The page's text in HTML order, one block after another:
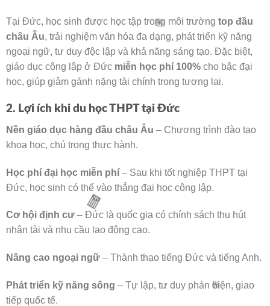
🧧
🌸
Tại Đức, học sinh được học tập trong môi trường top đầu
châu Âu, trải nghiệm văn hóa đa dạng, phát triển kỹ năng
ngoại ngữ, tư duy độc lập và khả năng sáng tạo. Đặc biệt,
giáo dục công lập ở Đức miễn học phí 100% cho bậc đại
học, giúp giảm gánh nặng tài chính trong tương lai.
2. Lợi ích khi du học THPT tại Đức
Nền giáo dục hàng đầu châu Âu – Chương trình đào tạo
khoa học, chú trọng thực hành.
Học phí đại học miễn phí – Sau khi tốt nghiệp THPT tại
Đức, học sinh có thể vào thẳng đại học công lập.
Cơ hội định cư – Đức là quốc gia có chính sách thu hút
nhân tài và nhu cầu lao động cao.
Nâng cao ngoại ngữ – Thành thạo tiếng Đức và tiếng Anh.
Phát triển kỹ năng sống – Tự lập, tư duy phản biện, giao
tiếp quốc tế.